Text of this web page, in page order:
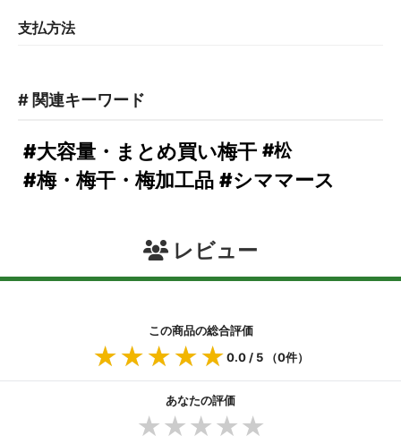
支払方法
# 関連キーワード
#梅・梅干・梅加工品
#大容量・まとめ買い梅干 #松
#シママース
レビュー
この商品の総合評価
★★★★★
★★★★★0.0 / 5 （0件）
あなたの評価
★★★★★